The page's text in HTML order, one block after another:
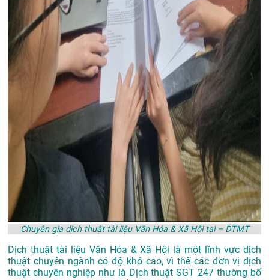
Chuyên gia dịch thuật tài liệu Văn Hóa & Xã Hội tại – DTMT
Dịch thuật tài liệu Văn Hóa & Xã Hội là một lĩnh vực dịch
thuật chuyên ngành có độ khó cao, vì thế các đơn vị dịch
thuật chuyên nghiệp như là Dịch thuật SGT 247thường bố